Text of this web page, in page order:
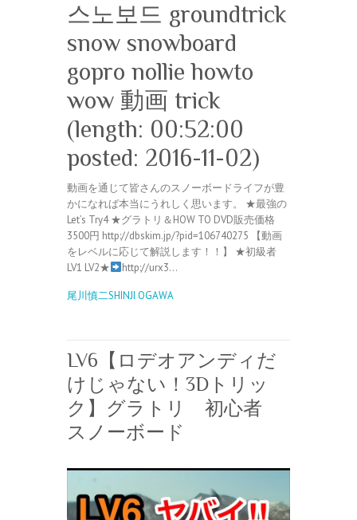
스노보드 groundtrick
snow snowboard
gopro nollie howto
wow 動画 trick
(length: 00:52:00
posted: 2016-11-02)
動画を通じて皆さんのスノーボードライフが豊
かになれば本当にうれしく思います。 ★最強の
Let’s Try4 ★グラトリ＆HOW TO DVD販売価格
3500円 http://dbskim.jp/?pid=106740275 【動画
をレベルに応じて解説します！！】 ★初級者
LV1 LV2★
http://urx3…
尾川慎二SHINJI OGAWA
LV6【ロデオアンディだ
けじゃない！3Dトリッ
ク】グラトリ 初心者
スノーボード